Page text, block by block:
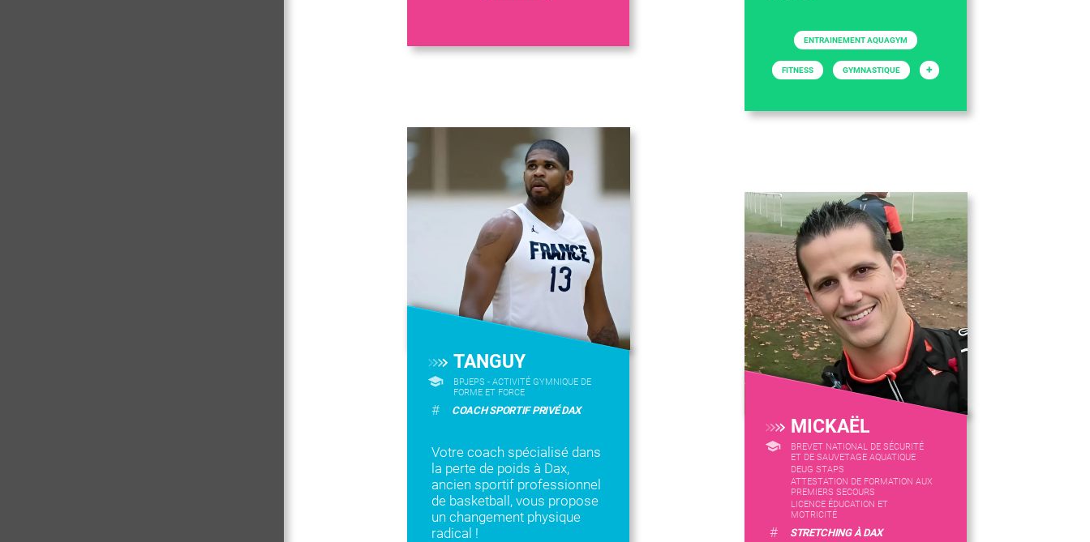
ENTRAINEMENT AQUAGYM
FITNESS GYMNASTIQUE +
TANGUY
BPJEPS - ACTIVITÉ GYMNIQUE DE
FORME ET FORCE
# COACH SPORTIF PRIVÉ DAX
Votre coach spécialisé dans
la perte de poids à Dax,
ancien sportif professionnel
de basketball, vous propose
un changement physique
radical !
MICKAËL
BREVET NATIONAL DE SÉCURITÉ
ET DE SAUVETAGE AQUATIQUE
DEUG STAPS
ATTESTATION DE FORMATION AUX
PREMIERS SECOURS
LICENCE ÉDUCATION ET
MOTRICITÉ
# STRETCHING À DAX